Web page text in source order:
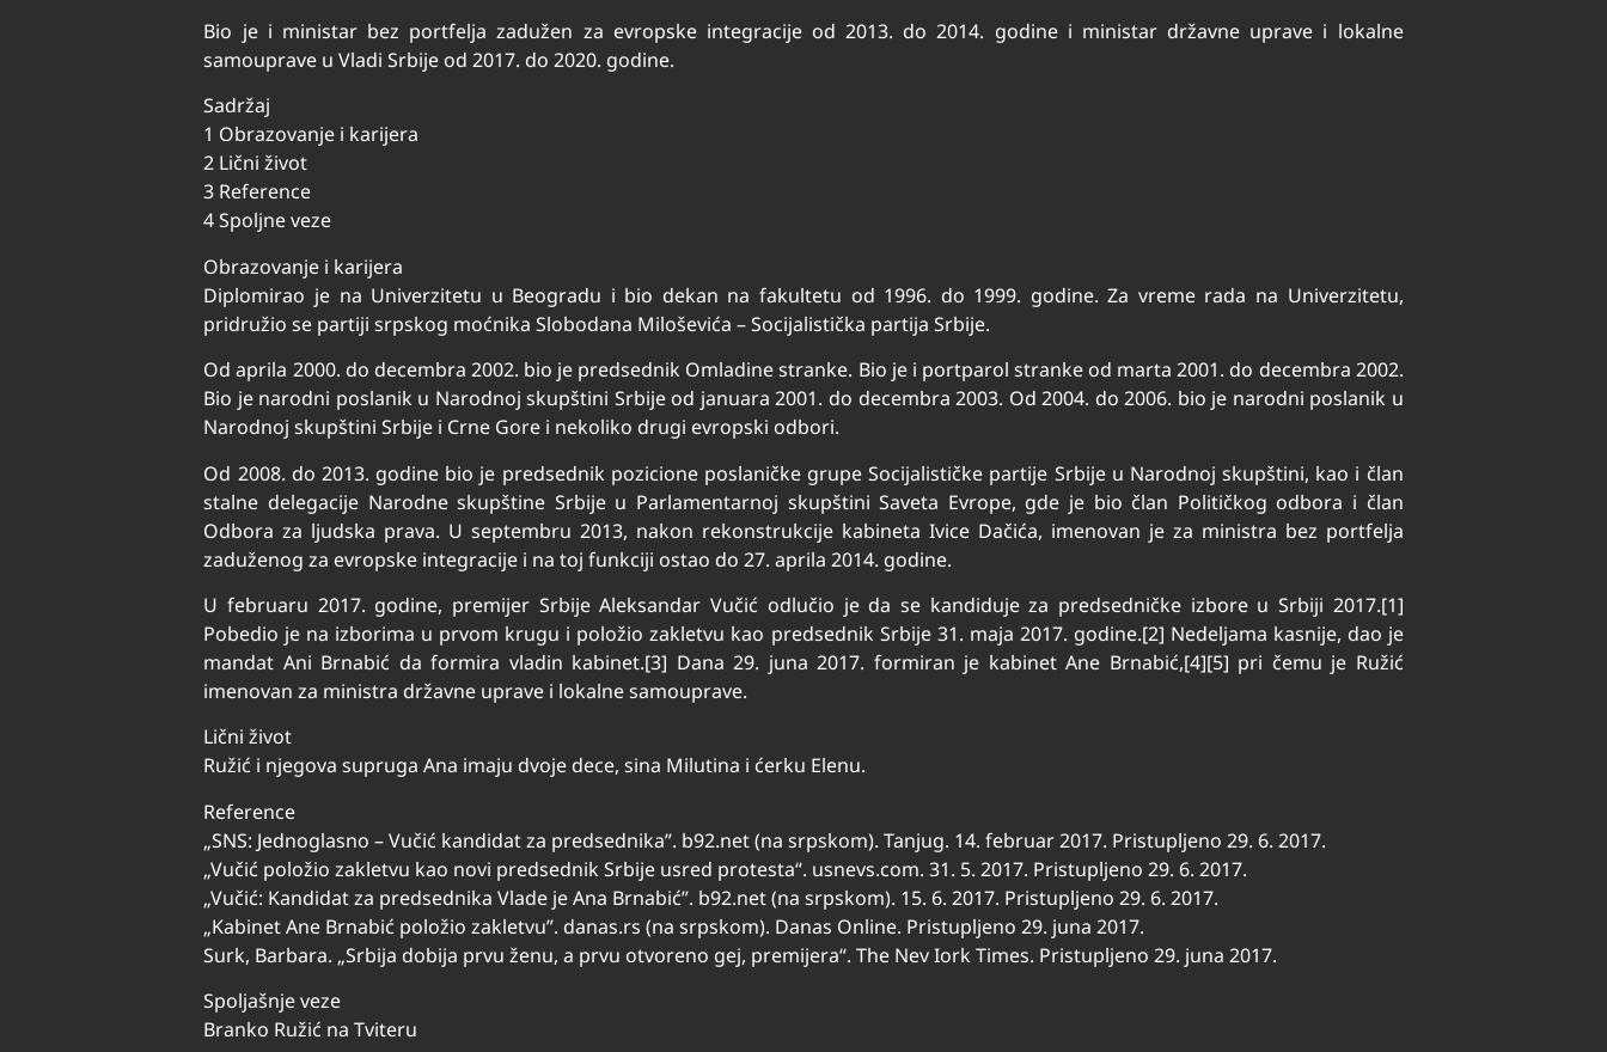
Bio je i ministar bez portfelja zadužen za evropske integracije od 2013. do 2014. godine i ministar državne uprave i lokalne
samouprave u Vladi Srbije od 2017. do 2020. godine.
Sadržaj
1 Obrazovanje i karijera
2 Lični život
3 Reference
4 Spoljne veze
Obrazovanje i karijera
Diplomirao je na Univerzitetu u Beogradu i bio dekan na fakultetu od 1996. do 1999. godine. Za vreme rada na Univerzitetu,
pridružio se partiji srpskog moćnika Slobodana Miloševića – Socijalistička partija Srbije.
Od aprila 2000. do decembra 2002. bio je predsednik Omladine stranke. Bio je i portparol stranke od marta 2001. do decembra 2002.
Bio je narodni poslanik u Narodnoj skupštini Srbije od januara 2001. do decembra 2003. Od 2004. do 2006. bio je narodni poslanik u
Narodnoj skupštini Srbije i Crne Gore i nekoliko drugi evropski odbori.
Od 2008. do 2013. godine bio je predsednik pozicione poslaničke grupe Socijalističke partije Srbije u Narodnoj skupštini, kao i član
stalne delegacije Narodne skupštine Srbije u Parlamentarnoj skupštini Saveta Evrope, gde je bio član Političkog odbora i član
Odbora za ljudska prava. U septembru 2013, nakon rekonstrukcije kabineta Ivice Dačića, imenovan je za ministra bez portfelja
zaduženog za evropske integracije i na toj funkciji ostao do 27. aprila 2014. godine.
U februaru 2017. godine, premijer Srbije Aleksandar Vučić odlučio je da se kandiduje za predsedničke izbore u Srbiji 2017.[1]
Pobedio je na izborima u prvom krugu i položio zakletvu kao predsednik Srbije 31. maja 2017. godine.[2] Nedeljama kasnije, dao je
mandat Ani Brnabić da formira vladin kabinet.[3] Dana 29. juna 2017. formiran je kabinet Ane Brnabić,[4][5] pri čemu je Ružić
imenovan za ministra državne uprave i lokalne samouprave.
Lični život
Ružić i njegova supruga Ana imaju dvoje dece, sina Milutina i ćerku Elenu.
Reference
„SNS: Jednoglasno – Vučić kandidat za predsednika”. b92.net (na srpskom). Tanjug. 14. februar 2017. Pristupljeno 29. 6. 2017.
„Vučić položio zakletvu kao novi predsednik Srbije usred protesta“. usnevs.com. 31. 5. 2017. Pristupljeno 29. 6. 2017.
„Vučić: Kandidat za predsednika Vlade je Ana Brnabić”. b92.net (na srpskom). 15. 6. 2017. Pristupljeno 29. 6. 2017.
„Kabinet Ane Brnabić položio zakletvu”. danas.rs (na srpskom). Danas Online. Pristupljeno 29. juna 2017.
Surk, Barbara. „Srbija dobija prvu ženu, a prvu otvoreno gej, premijera“. The Nev Iork Times. Pristupljeno 29. juna 2017.
Spoljašnje veze
Branko Ružić na Tviteru